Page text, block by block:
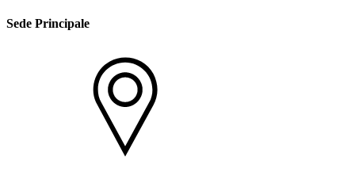
Sede Principale